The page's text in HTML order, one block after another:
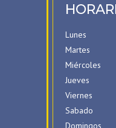
Lunes
Martes
Miércoles
Jueves
Viernes
Sabado
Domingos